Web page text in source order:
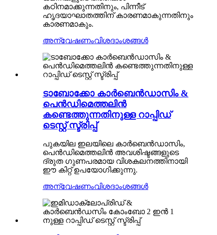
കഠിനമാക്കുന്നതിനും, പിന്നീട്
ഹൃദയാഘാതത്തിന് കാരണമാകുന്നതിനും
കാരണമാകും.
അന്വേഷണംവിശദാംശങ്ങൾ
ടാബോക്കോ കാർബെൻഡാസിം &
പെൻഡിമെത്തലിൻ
കണ്ടെത്തുന്നതിനുള്ള റാപ്പിഡ്
ടെസ്റ്റ് സ്ട്രിപ്പ്
പുകയില ഇലയിലെ കാർബെൻഡാസിം,
പെൻഡിമെത്തലിൻ അവശിഷ്ടങ്ങളുടെ
ദ്രുത ഗുണപരമായ വിശകലനത്തിനായി
ഈ കിറ്റ് ഉപയോഗിക്കുന്നു.
അന്വേഷണംവിശദാംശങ്ങൾ